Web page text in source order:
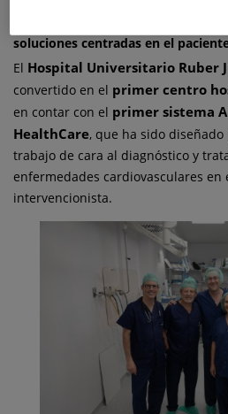
soluciones centradas en el
El Hospital Universitario Ruber
convertido en el primer centro
en contar con el primer sistema
HealthCare, que ha sido
trabajo de cara al diagnóstico y
enfermedades cardiovasculares en
intervencionista.